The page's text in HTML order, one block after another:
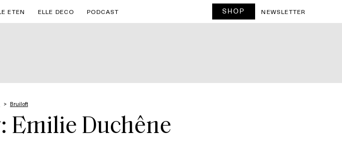
ETEN ELLE DECO PODCAST SHOP NEWSLETTER
Bruiloft
Emilie Duchêne